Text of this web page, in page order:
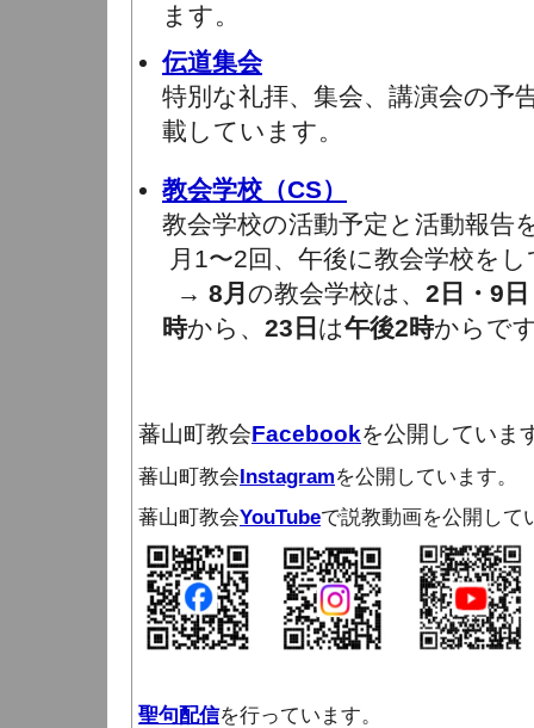
ます。
伝道集会
特別な礼拝、集会、講演会の予
載しています。
教会学校（CS）
教会学校の活動予定と活動報告
月1〜2回、午後に教会学校を
→ 8月 の教会学校は、 2日・9
時から、 23日 は午後2時からで
蕃山町教会Facebookを公開していま
蕃山町教会Instagramを公開しています。
蕃山町教会YouTubeで説教動画を公開して
聖句配信を行っています。